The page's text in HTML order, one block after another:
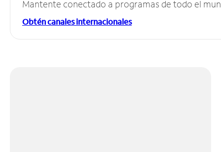
Mantente conectado a programas de todo el
Obtén canales internacionales